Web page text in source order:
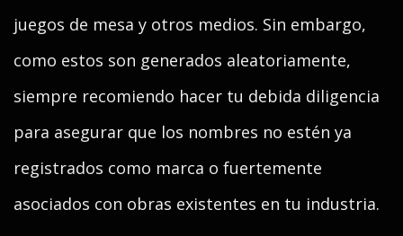
juegos de mesa y otros medios. Sin embargo,
como estos son generados aleatoriamente,
siempre recomiendo hacer tu debida diligencia
para asegurar que los nombres no estén ya
registrados como marca o fuertemente
asociados con obras existentes en tu industria.